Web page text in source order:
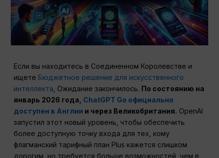
Если вы находитесь в Соединенном Королевстве и
ищете Бюджетное решение для искусственного
интеллекта , Ожидание закончилось. По состоянию на
январь 2026 года, ChatGPT Go официально
доступен в Англии и через Великобритания. OpenAI
запустил этот новый уровень, чтобы обеспечить
более доступную точку входа для тех, кому
флагманский тарифный план Plus кажется слишком
дорогим, но требуется больше возможностей, чем в